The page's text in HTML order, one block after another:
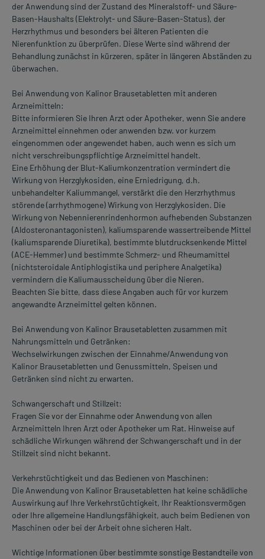
der Anwendung sind der Zustand des Mineralstoff- und Säure-
Basen-Haushalts (Elektrolyt- und Säure-Basen-Status), der
Herzrhythmus und besonders bei älteren Patienten die
Nierenfunktion zu überprüfen. Diese Werte sind während der
Behandlung zunächst in kürzeren, später in längeren Abständen zu
überwachen.
Bei Anwendung von Kalinor Brausetabletten mit anderen
Arzneimitteln:
Bitte informieren Sie Ihren Arzt oder Apotheker, wenn Sie andere
Arzneimittel einnehmen oder anwenden bzw. vor kurzem
eingenommen oder angewendet haben, auch wenn es sich um
nicht verschreibungspflichtige Arzneimittel handelt.
Eine Erhöhung der Blut-Kaliumkonzentration vermindert die
Wirkung von Herzglykosiden, eine Erniedrigung, d.h.
unbehandelter Kaliummangel, verstärkt die den Herzrhythmus
störende (arrhythmogene) Wirkung von Herzglykosiden. Die
Wirkung von Nebennierenrindenhormon aufhebenden Substanzen
(Aldosteronantagonisten), kaliumsparende wassertreibende Mittel
(kaliumsparende Diuretika), bestimmte blutdrucksenkende Mittel
(ACE-Hemmer) und bestimmte Schmerz- und Rheumamittel
(nichtsteroidale Antiphlogistika und periphere Analgetika)
vermindern die Kaliumausscheidung über die Nieren.
Beachten Sie bitte, dass diese Angaben auch für vor kurzem
angewandte Arzneimittel gelten können.
Bei Anwendung von Kalinor Brausetabletten zusammen mit
Nahrungsmitteln und Getränken:
Wechselwirkungen zwischen der Einnahme/Anwendung von
Kalinor Brausetabletten und Genussmitteln, Speisen und
Getränken sind nicht zu erwarten.
Schwangerschaft und Stillzeit:
Fragen Sie vor der Einnahme oder Anwendung von allen
Arzneimitteln Ihren Arzt oder Apotheker um Rat. Hinweise auf
schädliche Wirkungen während der Schwangerschaft und in der
Stillzeit sind nicht bekannt.
Verkehrstüchtigkeit und das Bedienen von Maschinen:
Die Anwendung von Kalinor Brausetabletten hat keine schädliche
Auswirkung auf Ihre Verkehrstüchtigkeit, Ihr Reaktionsvermögen
oder Ihre allgemeine Handlungsfähigkeit, auch beim Bedienen von
Maschinen oder bei der Arbeit ohne sicheren Halt.
Wichtige Informationen über bestimmte sonstige Bestandteile von